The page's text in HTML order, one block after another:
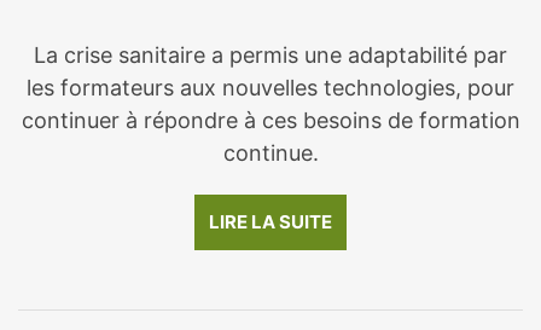
La crise sanitaire a permis une adaptabilité par
les formateurs aux nouvelles technologies, pour
continuer à répondre à ces besoins de formation
continue.
LIRE LA SUITE